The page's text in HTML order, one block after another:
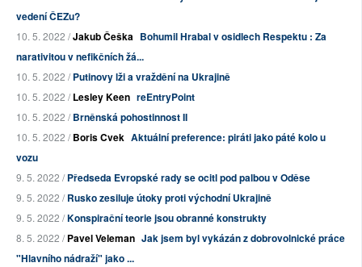
vedení ČEZu?
10. 5. 2022 /Jakub Češka Bohumil Hrabal v osidlech Respektu : Za
narativitou v nefikčních žá...
10. 5. 2022 /Putinovy lži a vraždění na Ukrajině
10. 5. 2022 /Lesley Keen reEntryPoint
10. 5. 2022 /Brněnská pohostinnost II
10. 5. 2022 /Boris Cvek Aktuální preference: piráti jako páté kolo u
vozu
9. 5. 2022 /Předseda Evropské rady se ocitl pod palbou v Oděse
9. 5. 2022 /Rusko zesiluje útoky proti východní Ukrajině
9. 5. 2022 /Konspirační teorie jsou obranné konstrukty
8. 5. 2022 /Pavel Veleman Jak jsem byl vykázán z dobrovolnické práce
"Hlavního nádraží" jako ...